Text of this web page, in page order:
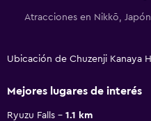
Atracciones en Nikkō,
Ubicación de Chuzenji Kanaya
Mejores lugares de interés
Ryuzu Falls
1.1 km